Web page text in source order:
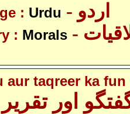
: Urdu - اردو
: Morals
aur taqreer ka fun
اور